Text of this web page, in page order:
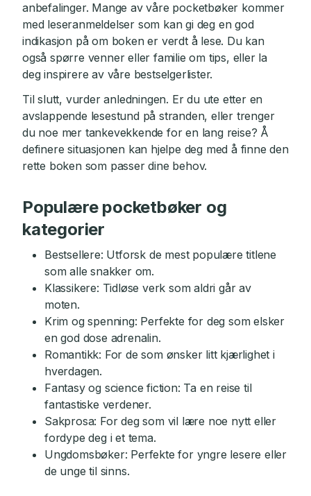
anbefalinger. Mange av våre pocketbøker kommer
med leseranmeldelser som kan gi deg en god
indikasjon på om boken er verdt å lese. Du kan
også spørre venner eller familie om tips, eller la
deg inspirere av våre bestselgerlister.
Til slutt, vurder anledningen. Er du ute etter en
avslappende lesestund på stranden, eller trenger
du noe mer tankevekkende for en lang reise? Å
definere situasjonen kan hjelpe deg med å finne den
rette boken som passer dine behov.
Populære pocketbøker og
kategorier
Bestsellere: Utforsk de mest populære titlene
som alle snakker om.
Klassikere: Tidløse verk som aldri går av
moten.
Krim og spenning: Perfekte for deg som elsker
en god dose adrenalin.
Romantikk: For de som ønsker litt kjærlighet i
hverdagen.
Fantasy og science fiction: Ta en reise til
fantastiske verdener.
Sakprosa: For deg som vil lære noe nytt eller
fordype deg i et tema.
Ungdomsbøker: Perfekte for yngre lesere eller
de unge til sinns.